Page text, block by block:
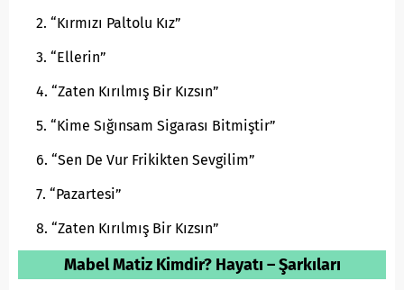
“Kırmızı Paltolu Kız”
“Ellerin”
“Zaten Kırılmış Bir Kızsın”
“Kime Sığınsam Sigarası Bitmiştir”
“Sen De Vur Frikikten Sevgilim”
“Pazartesi”
“Zaten Kırılmış Bir Kızsın”
Mabel Matiz Kimdir? Hayatı – Şarkıları